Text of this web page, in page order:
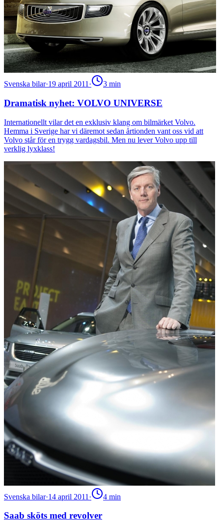
Svenska bilar·19 april 2011 · 3 min
Dramatisk nyhet: VOLVO UNIVERSE
Internationellt vilar det en exklusiv klang om bilmärket Volvo.
Hemma i Sverige har vi däremot sedan årtionden vant oss vid att
Volvo står för en trygg vardagsbil. Men nu lever Volvo upp till
verklig lyxklass!
Svenska bilar·14 april 2011 · 4 min
Saab sköts med revolver